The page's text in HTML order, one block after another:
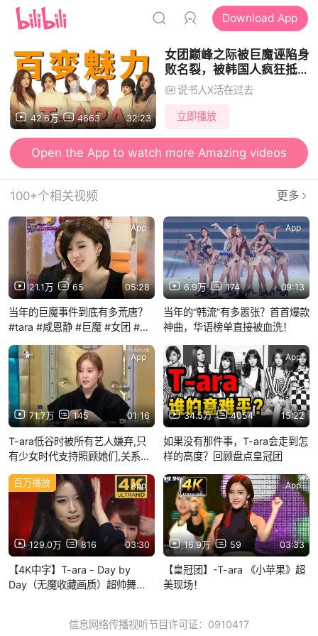
Download App
42.6万 4663 32:23
女团巅峰之际被巨魔诬陷身
败名裂，被韩国人疯狂抵制
却逆袭成为中国第一女团!
百变女团T-ara究竟有多少
神曲？
说书人X活在过去
立即播放
Open the App to watch more Amazing videos
100+个相关视频 更多
21.1万 65 05:28
App
当年的巨魔事件到底有多荒唐？
#tara #咸恩静 #巨魔 #女团 #朴
6.9万 174 09:13
App
当年的“韩流”有多嚣张？首首爆款
神曲，华语榜单直接被血洗！
71.7万 145 01:16
App
T-ara低谷时被所有艺人嫌弃,只
有少女时代支持照顾她们,关系真
34.5万 4054 15:22
App
如果没有那件事，T-ara会走到怎
样的高度？回顾盘点皇冠团
129.0万 816 03:30
百万播放 App
【4K中字】T-ara - Day by
Day（无魔收藏画质）超帅舞
16.9万 59 03:33
App
【皇冠团】-T-ara 《小苹果》超
美现场！
信息网络传播视听节目许可证：0910417